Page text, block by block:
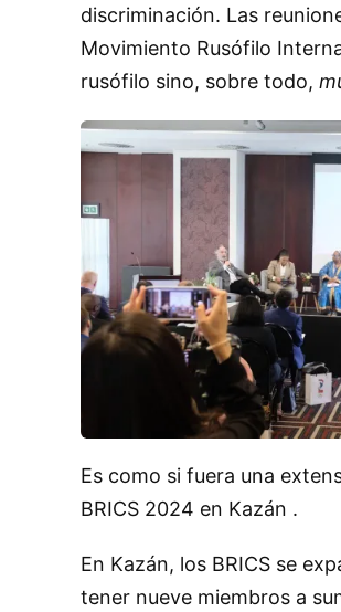
discriminación. Las
Movimiento Rusófilo
rusófilo sino, sobre todo,
Es como si fuera una
BRICS 2024 en Kazán .
En Kazán, los BRICS se
tener nueve miembros a